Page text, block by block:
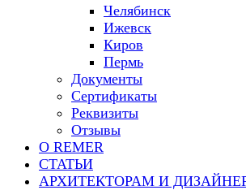
Челябинск
Ижевск
Киров
Пермь
Документы
Сертификаты
Реквизиты
Отзывы
О REMER
СТАТЬИ
АРХИТЕКТОРАМ И